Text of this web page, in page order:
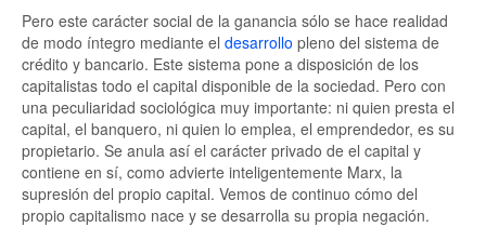
Pero este carácter social de la ganancia sólo se hace realidad
de modo íntegro mediante el desarrollo pleno del sistema de
crédito y bancario. Este sistema pone a disposición de los
capitalistas todo el capital disponible de la sociedad. Pero con
una peculiaridad sociológica muy importante: ni quien presta el
capital, el banquero, ni quien lo emplea, el emprendedor, es su
propietario. Se anula así el carácter privado de el capital y
contiene en sí, como advierte inteligentemente Marx, la
supresión del propio capital. Vemos de continuo cómo del
propio capitalismo nace y se desarrolla su propia negación.